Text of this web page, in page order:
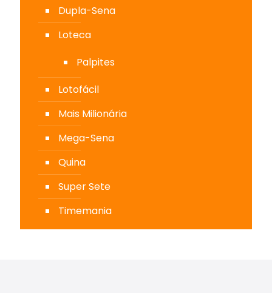
Dupla-Sena
Loteca
Palpites
Lotofácil
Mais Milionária
Mega-Sena
Quina
Super Sete
Timemania